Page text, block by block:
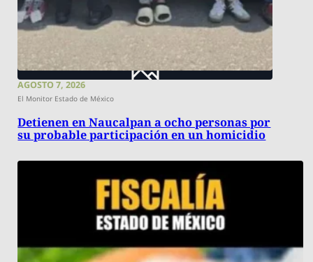
AGOSTO 7, 2026
El Monitor Estado de México
Detienen en Naucalpan a ocho personas por
su probable participación en un homicidio